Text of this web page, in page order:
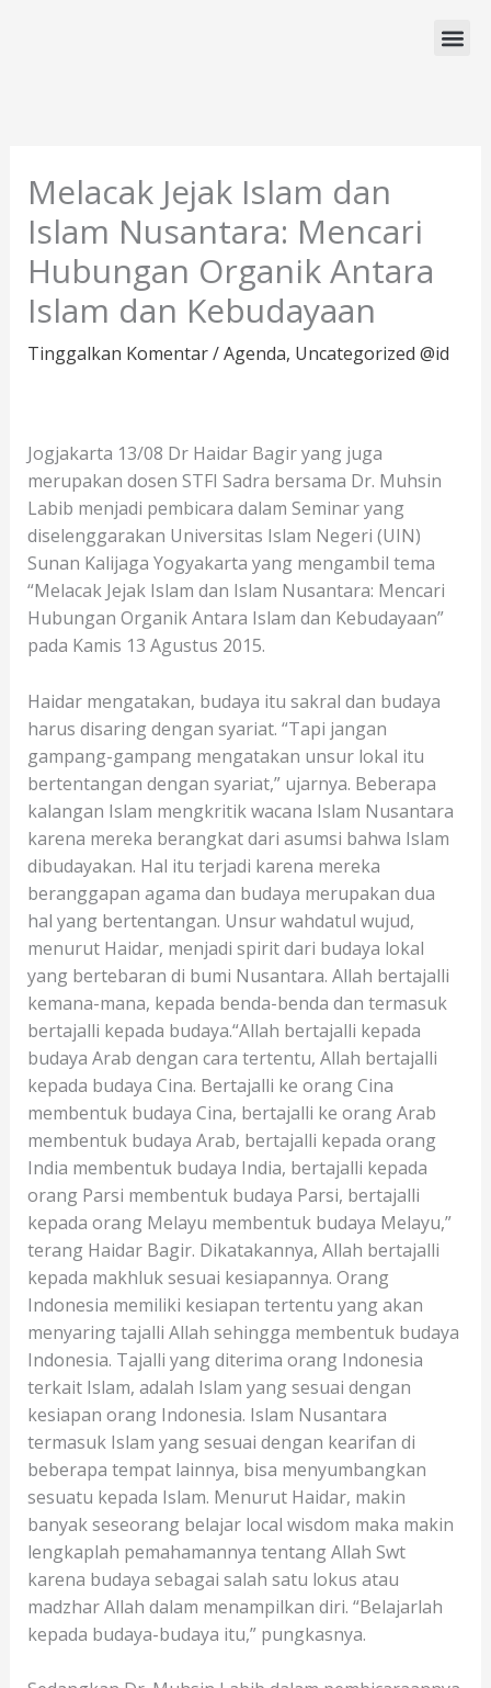
Melacak Jejak Islam dan
Islam Nusantara: Mencari
Hubungan Organik Antara
Islam dan Kebudayaan
Tinggalkan Komentar/Agenda, Uncategorized @id
Jogjakarta 13/08 Dr Haidar Bagir yang juga
merupakan dosen STFI Sadra bersama Dr. Muhsin
Labib menjadi pembicara dalam Seminar yang
diselenggarakan Universitas Islam Negeri (UIN)
Sunan Kalijaga Yogyakarta yang mengambil tema
“Melacak Jejak Islam dan Islam Nusantara: Mencari
Hubungan Organik Antara Islam dan Kebudayaan”
pada Kamis 13 Agustus 2015.
Haidar mengatakan, budaya itu sakral dan budaya
harus disaring dengan syariat. “Tapi jangan
gampang-gampang mengatakan unsur lokal itu
bertentangan dengan syariat,” ujarnya. Beberapa
kalangan Islam mengkritik wacana Islam Nusantara
karena mereka berangkat dari asumsi bahwa Islam
dibudayakan. Hal itu terjadi karena mereka
beranggapan agama dan budaya merupakan dua
hal yang bertentangan. Unsur wahdatul wujud,
menurut Haidar, menjadi spirit dari budaya lokal
yang bertebaran di bumi Nusantara. Allah bertajalli
kemana-mana, kepada benda-benda dan termasuk
bertajalli kepada budaya.“Allah bertajalli kepada
budaya Arab dengan cara tertentu, Allah bertajalli
kepada budaya Cina. Bertajalli ke orang Cina
membentuk budaya Cina, bertajalli ke orang Arab
membentuk budaya Arab, bertajalli kepada orang
India membentuk budaya India, bertajalli kepada
orang Parsi membentuk budaya Parsi, bertajalli
kepada orang Melayu membentuk budaya Melayu,”
terang Haidar Bagir. Dikatakannya, Allah bertajalli
kepada makhluk sesuai kesiapannya. Orang
Indonesia memiliki kesiapan tertentu yang akan
menyaring tajalli Allah sehingga membentuk budaya
Indonesia. Tajalli yang diterima orang Indonesia
terkait Islam, adalah Islam yang sesuai dengan
kesiapan orang Indonesia. Islam Nusantara
termasuk Islam yang sesuai dengan kearifan di
beberapa tempat lainnya, bisa menyumbangkan
sesuatu kepada Islam. Menurut Haidar, makin
banyak seseorang belajar local wisdom maka makin
lengkaplah pemahamannya tentang Allah Swt
karena budaya sebagai salah satu lokus atau
madzhar Allah dalam menampilkan diri. “Belajarlah
kepada budaya-budaya itu,” pungkasnya.